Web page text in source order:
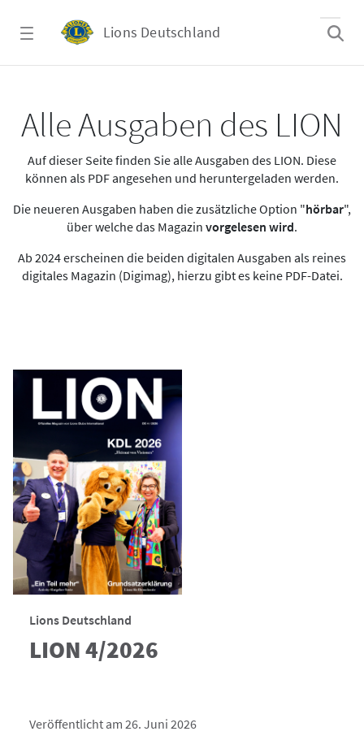
Lions Deutschland
Alle Ausgaben des LION
Auf dieser Seite finden Sie alle Ausgaben des LION. Diese
können als PDF angesehen und heruntergeladen werden.
Die neueren Ausgaben haben die zusätzliche Option "hörbar",
über welche das Magazin vorgelesen wird.
Ab 2024 erscheinen die beiden digitalen Ausgaben als reines
digitales Magazin (Digimag), hierzu gibt es keine PDF-Datei.
Lions Deutschland
LION 4/2026
Veröffentlicht am 26. Juni 2026